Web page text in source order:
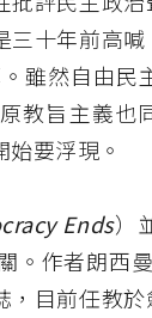
十年前高
雖然自由民
教旨主義也
始要浮現。
Ends）
。作者朗西
目前任教